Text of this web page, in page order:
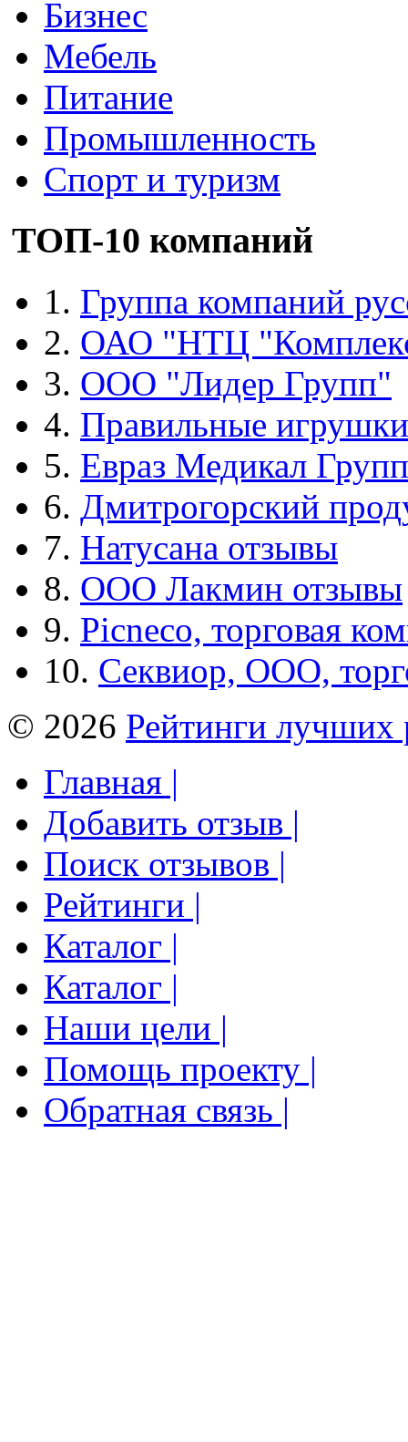
Бизнес
Мебель
Питание
Промышленность
Спорт и туризм
ТОП-10 компаний
1. Группа компаний
2. ОАО "НТЦ
3. ООО "Лидер Групп"
4. Правильные игрушки
5. Евраз Медикал Групп
6. Дмитрогорский
7. Натусана отзывы
8. ООО Лакмин отзывы
9. Picneco, торговая
10. Секвиор, ООО,
© 2026 Рейтинги лучших
Главная |
Добавить отзыв |
Поиск отзывов |
Рейтинги |
Каталог |
Каталог |
Наши цели |
Помощь проекту |
Обратная связь |